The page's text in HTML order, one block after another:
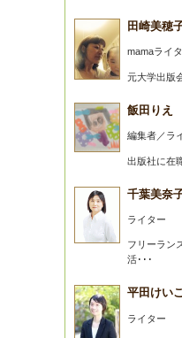
田崎美穂
mamaライ
元大学出版
飯田りえ
編集者／ラ
出版社に在
千葉美奈
ライター
フリーラン
活･･･
平田けいこ
ライター